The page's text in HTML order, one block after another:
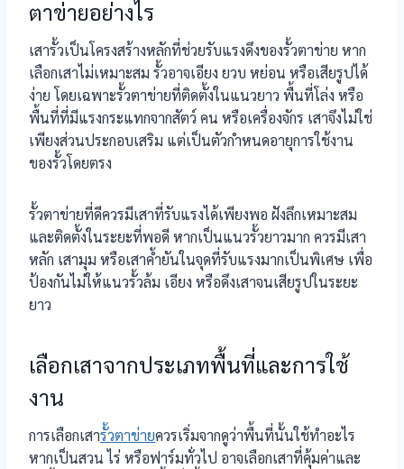
ตาข่ายอย่างไร
เสารั้วเป็นโครงสร้างหลักที่ช่วยรับแรงดึงของรั้วตาข่าย หาก
เลือกเสาไม่เหมาะสม รั้วอาจเอียง ยวบ หย่อน หรือเสียรูปได้
ง่าย โดยเฉพาะรั้วตาข่ายที่ติดตั้งในแนวยาว พื้นที่โล่ง หรือ
พื้นที่ที่มีแรงกระแทกจากสัตว์ คน หรือเครื่องจักร เสาจึงไม่ใช่
เพียงส่วนประกอบเสริม แต่เป็นตัวกำหนดอายุการใช้งาน
ของรั้วโดยตรง
รั้วตาข่ายที่ดีควรมีเสาที่รับแรงได้เพียงพอ ฝังลึกเหมาะสม
และติดตั้งในระยะที่พอดี หากเป็นแนวรั้วยาวมาก ควรมีเสา
หลัก เสามุม หรือเสาค้ำยันในจุดที่รับแรงมากเป็นพิเศษ เพื่อ
ป้องกันไม่ให้แนวรั้วล้ม เอียง หรือดึงเสาจนเสียรูปในระยะ
ยาว
เลือกเสาจากประเภทพื้นที่และการใช้
งาน
การเลือกเสารั้วตาข่ายควรเริ่มจากดูว่าพื้นที่นั้นใช้ทำอะไร
หากเป็นสวน ไร่ หรือฟาร์มทั่วไป อาจเลือกเสาที่คุ้มค่าและ